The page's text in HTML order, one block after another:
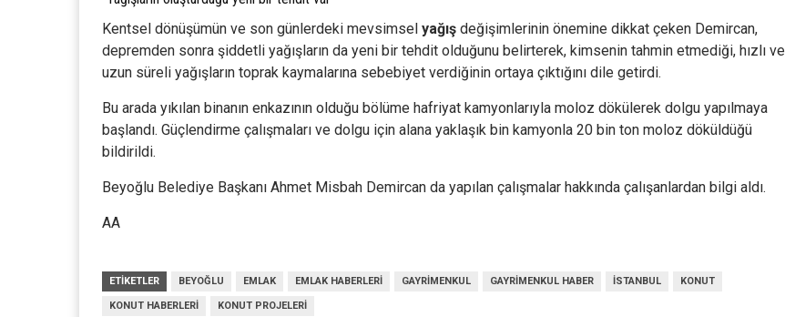
Kentsel dönüşümün ve son günlerdeki mevsimsel yağış değişimlerinin önemine dikkat çeken Demircan,
depremden sonra şiddetli yağışların da yeni bir tehdit olduğunu belirterek, kimsenin tahmin etmediği, hızlı ve
uzun süreli yağışların toprak kaymalarına sebebiyet verdiğinin ortaya çıktığını dile getirdi.
Bu arada yıkılan binanın enkazının olduğu bölüme hafriyat kamyonlarıyla moloz dökülerek dolgu yapılmaya
başlandı. Güçlendirme çalışmaları ve dolgu için alana yaklaşık bin kamyonla 20 bin ton moloz döküldüğü
bildirildi.
Beyoğlu Belediye Başkanı Ahmet Misbah Demircan da yapılan çalışmalar hakkında çalışanlardan bilgi aldı.
AA
ETIKETLER BEYOĞLU EMLAK EMLAK HABERLERI GAYRIMENKUL GAYRIMENKUL HABER İSTANBUL KONUT
KONUT HABERLERI KONUT PROJELERI